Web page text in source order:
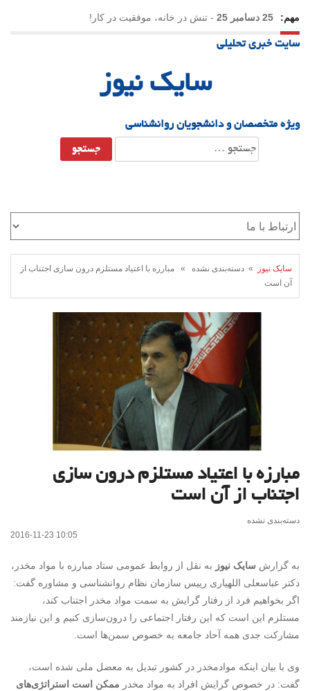
مهم: 25 دسامبر 25 - تنش در خانه، موفقیت در کار!
23 دسامبر 25
-یلدا؛ نماد تاب‌آوری اجتماعی در روزگار دشوار
سایت خبری تحلیلی
سایک نیوز
ویژه متخصصان و دانشجویان روانشناسی
جستجو
برای:
سایک نیوز
» دسته‌بندی نشده » مبارزه با اعتیاد مستلزم درون سازی اجتناب از
آن است
مبارزه با اعتیاد مستلزم درون سازی
اجتناب از آن است
دسته‌بندی نشده
2016-11-23 10:05
به گزارش سایک نیوز به نقل از روابط عمومی ستاد مبارزه با مواد مخدر،
دکتر عباسعلی اللهیاری رییس سازمان نظام روانشناسی و مشاوره گفت:
اگر بخواهیم فرد از رفتار گرایش به سمت مواد مخدر اجتناب کند،
مستلزم این است که این رفتار اجتماعی را درون‌سازی کنیم و این نیازمند
مشارکت جدی همه آحاد جامعه به خصوص سمن‌ها است.
وی با بیان اینکه موادمخدر در کشور تبدیل به معضل ملی شده است،
گفت: در خصوص گرایش افراد به مواد مخدر ممکن است استراتژی‌های